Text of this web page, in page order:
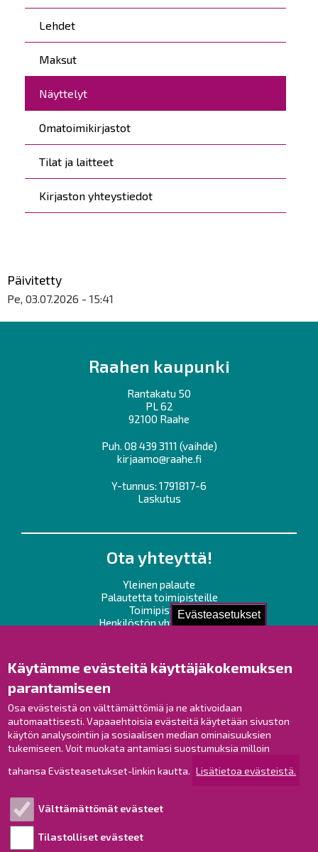
Evästeasetukset
Käytämme evästeitä käyttäjäkokemuksen
parantamiseen
Osa evästeistä on välttämättömiä ja ne aktivoidaan
automaattisesti. Vapaaehtoisia evästeitä käytetään sivuston
käytön analysointiin ja sosiaalisen median ominaisuuksien
tukemiseen. Voit muokata antamiasi suostumuksia milloin
tahansa Evästeasetukset-linkin kautta. Lisätietoa evästeistä.
Välttämättömät evästeet
Tilastolliset evästeet
Lehdet
Maksut
Näyttelyt
Omatoimikirjastot
Tilat ja laitteet
Kirjaston yhteystiedot
Päivitetty
Pe, 03.07.2026 - 15:41
Raahen kaupunki
Rantakatu 50
PL 62
92100 Raahe
Puh. 08 439 3111 (vaihde)
kirjaamo@raahe.fi
Y-tunnus: 1791817-6
Laskutus
Ota yhteyttä!
Yleinen palaute
Palautetta toimipisteille
Toimipisteet
Henkilöstön yhteystiedot
Raahe Facebookissa
Raahe Instagramissa
Raahe LinkedInissä
Raahe YouTubessa
Esityslistat ja pöytäkirjat
Viranhaltijapäätökset